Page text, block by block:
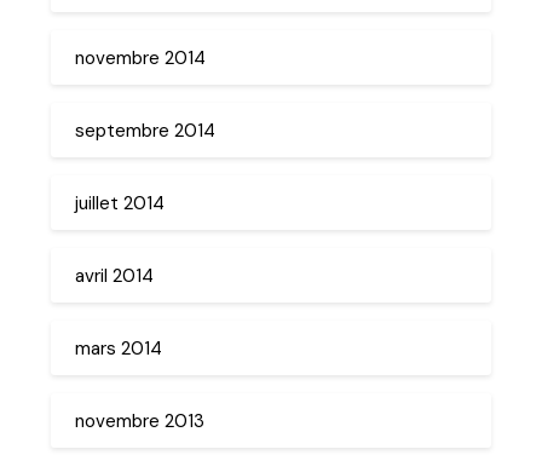
novembre 2014
septembre 2014
juillet 2014
avril 2014
mars 2014
novembre 2013